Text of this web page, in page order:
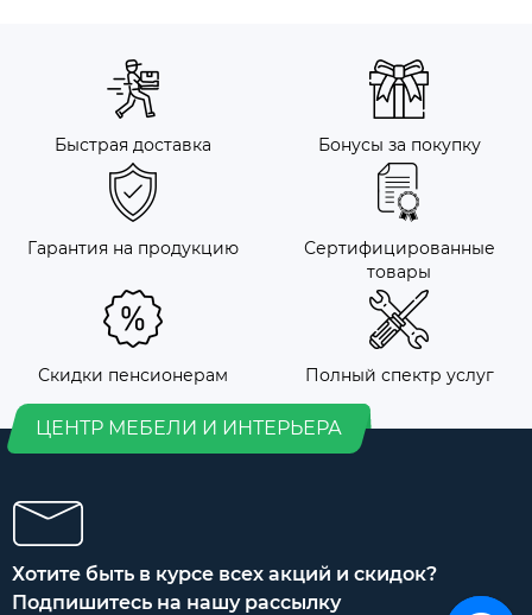
Быстрая доставка Бонусы за покупку
Гарантия на продукцию
Сертифицированные
товары
Скидки пенсионерам Полный спектр услуг
ЦЕНТР МЕБЕЛИ И ИНТЕРЬЕРА
Хотите быть в курсе всех акций и скидок?
Подпишитесь на нашу рассылку